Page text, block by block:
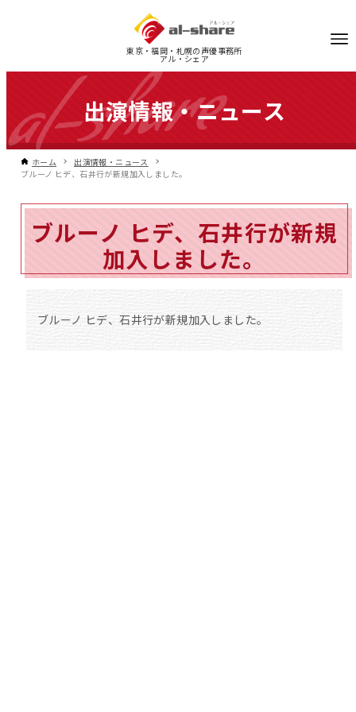
東京・福岡・札幌の声優事務所
アル・シェア
出演情報・ニュース
ホーム
出演情報・ニュース
ブルーノ ヒデ、石井行が新規加入しました。
ブルーノ ヒデ、石井行が新規
加入しました。
ブルーノ ヒデ、石井行が新規加入しました。